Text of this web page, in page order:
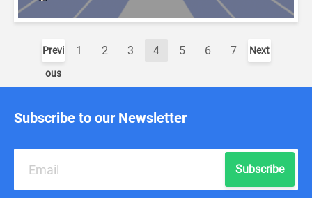
Previ
ous
1 2 3 4 5 6 7 Next
Subscribe to our Newsletter
Subscribe